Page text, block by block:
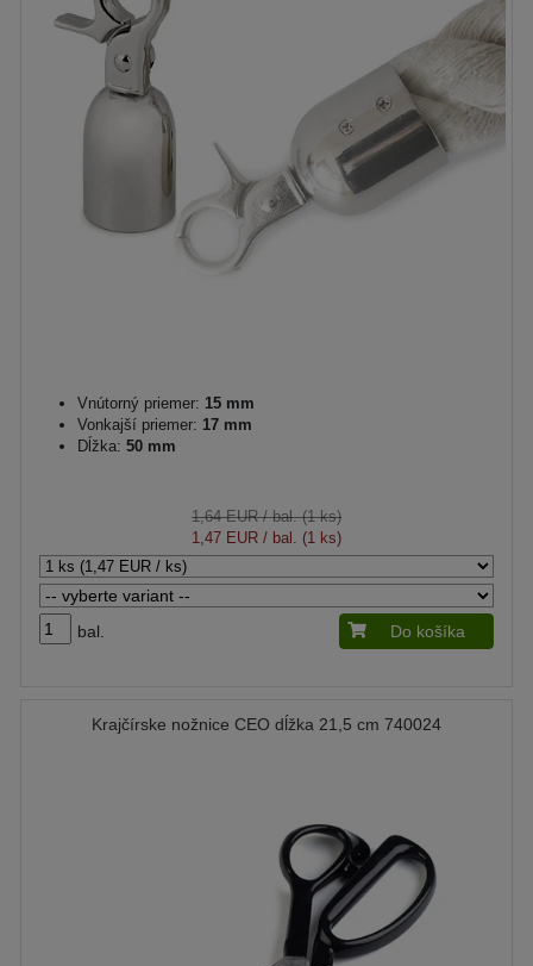
Vnútorný priemer: 15 mm
Vonkajší priemer: 17 mm
Dĺžka: 50 mm
1,64 EUR/ bal. (1 ks)
1,47 EUR / bal. (1 ks)
bal. Do košíka
Krajčírske nožnice CEO dĺžka 21,5 cm 740024